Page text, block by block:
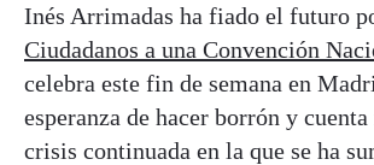
Inés Arrimadas ha fiado el futuro
Ciudadanos a una Convención
celebra este fin de semana en
esperanza de hacer borrón y
crisis continuada en la que se ha